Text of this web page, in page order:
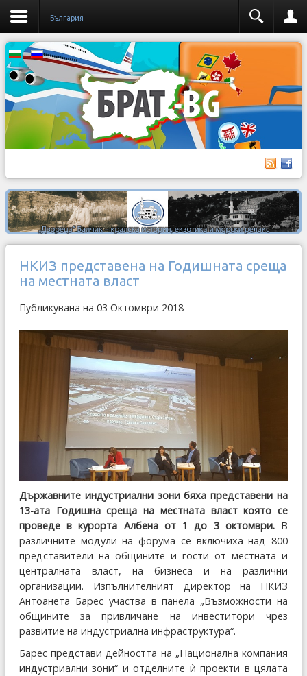
България
НКИЗ представена на Годишната среща
на местната власт
Публикувана на 03 Октомври 2018
Държавните индустриални зони бяха представени на
13-ата Годишна среща на местната власт която се
проведе в курорта Албена от 1 до 3 октомври.В
различните модули на форума се включиха над 800
представители на общините и гости от местната и
централната власт, на бизнеса и на различни
организации. Изпълнителният директор на НКИЗ
Антоанета Барес участва в панела „Възможности на
общините за привличане на инвеститори чрез
развитие на индустриална инфраструктура“.
Барес представи дейността на „Национална компания
индустриални зони“ и отделните ѝ проекти в цялата